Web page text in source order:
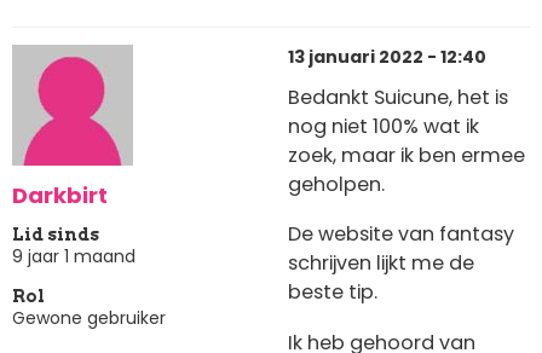
Darkbirt
Lid sinds
9 jaar 1 maand
Rol
Gewone gebruiker
13 januari 2022 - 12:40
Bedankt Suicune, het is
nog niet 100% wat ik
zoek, maar ik ben ermee
geholpen.
De website van fantasy
schrijven lijkt me de
beste tip.
Ik heb gehoord van